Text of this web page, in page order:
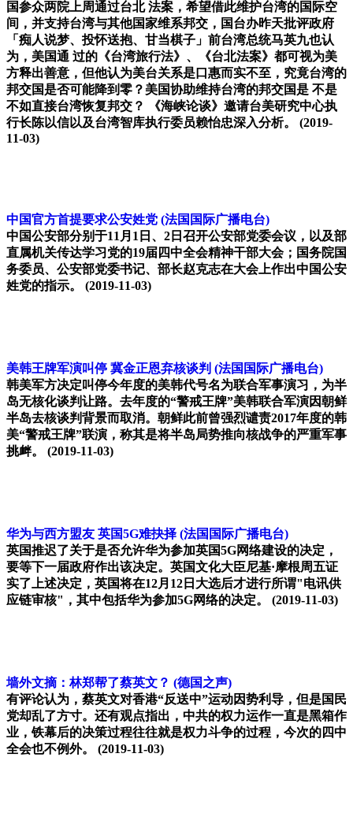
国参众两院上周通过台北 法案，希望借此维护台湾的国际空
间，并支持台湾与其他国家维系邦交，国台办昨天批评政府
「痴人说梦、投怀送抱、甘当棋子」前台湾总统马英九也认
为，美国通 过的《台湾旅行法》、《台北法案》都可视为美
方释出善意，但他认为美台关系是口惠而实不至，究竟台湾的
邦交国是否可能降到零？美国协助维持台湾的邦交国是 不是
不如直接台湾恢复邦交？ 《海峡论谈》邀请台美研究中心执
行长陈以信以及台湾智库执行委员赖怡忠深入分析。
(2019-
11-03)
中国官方首提要求公安姓党 (法国国际广播电台)
中国公安部分别于11月1日、2日召开公安部党委会议，以及部
直属机关传达学习党的19届四中全会精神干部大会；国务院国
务委员、公安部党委书记、部长赵克志在大会上作出中国公安
姓党的指示。 (2019-11-03)
美韩王牌军演叫停 冀金正恩弃核谈判 (法国国际广播电台)
韩美军方决定叫停今年度的美韩代号名为联合军事演习，为半
岛无核化谈判让路。去年度的“警戒王牌”美韩联合军演因朝鲜
半岛去核谈判背景而取消。朝鲜此前曾强烈谴责2017年度的韩
美“警戒王牌”联演，称其是将半岛局势推向核战争的严重军事
挑衅。 (2019-11-03)
华为与西方盟友 英国5G难抉择 (法国国际广播电台)
英国推迟了关于是否允许华为参加英国5G网络建设的决定，
要等下一届政府作出该决定。英国文化大臣尼基·摩根周五证
实了上述决定，英国将在12月12日大选后才进行所谓"电讯供
应链审核"，其中包括华为参加5G网络的决定。 (2019-11-03)
墙外文摘：林郑帮了蔡英文？ (德国之声)
有评论认为，蔡英文对香港“反送中”运动因势利导，但是国民
党却乱了方寸。还有观点指出，中共的权力运作一直是黑箱作
业，铁幕后的决策过程往往就是权力斗争的过程，今次的四中
全会也不例外。
(2019-11-03)